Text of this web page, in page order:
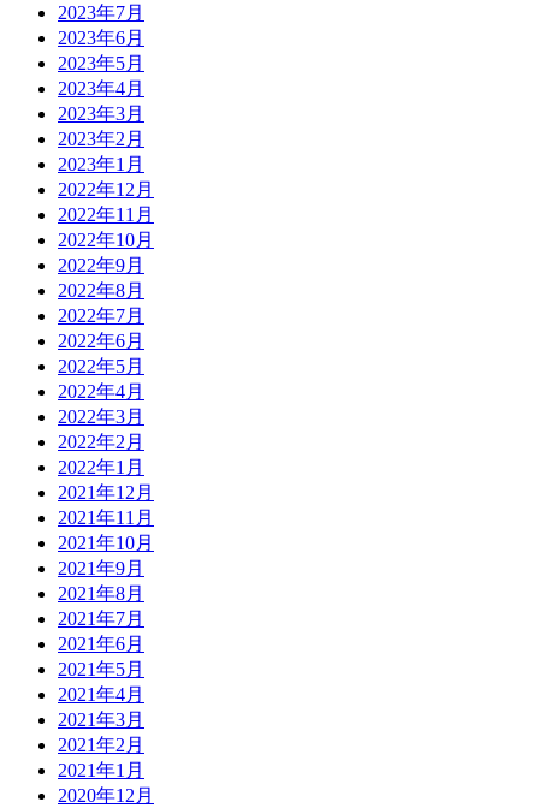
2023年7月
2023年6月
2023年5月
2023年4月
2023年3月
2023年2月
2023年1月
2022年12月
2022年11月
2022年10月
2022年9月
2022年8月
2022年7月
2022年6月
2022年5月
2022年4月
2022年3月
2022年2月
2022年1月
2021年12月
2021年11月
2021年10月
2021年9月
2021年8月
2021年7月
2021年6月
2021年5月
2021年4月
2021年3月
2021年2月
2021年1月
2020年12月